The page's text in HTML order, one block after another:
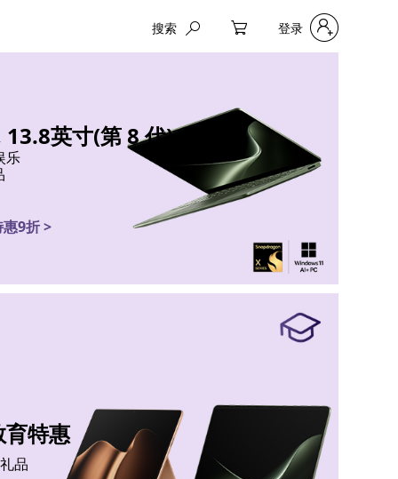
搜索 My Cart登录
英寸(第 8 代)
乐
9折 >
特惠
品